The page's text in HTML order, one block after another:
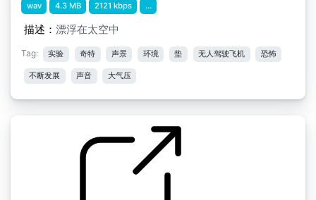
wav 4.3 MB 2121 kbps ...
描述： 漂浮在太空中
Tag: 实验 奇特 声景 环境 垫 无人驾驶飞机 恐怖
不断发展 声音 大气压